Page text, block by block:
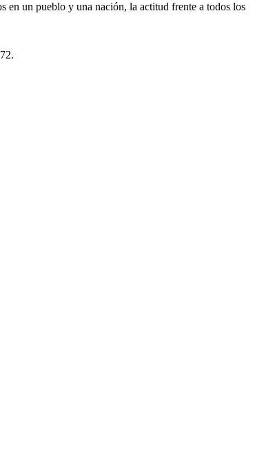
en un pueblo y una nación, la actitud frente a todos los